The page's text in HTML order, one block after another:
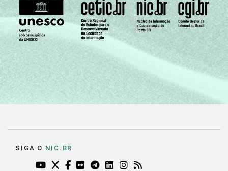
2º ano do
Ensino
Médio
59
¹ Base: 1987 professores. Respostas
estimuladas. Dados coletados entre
setembro e dezembro de 2013.
Fonte: NIC.br - set 2013 / dez 2013
SIGA O NIC.BR
YOUTUBE DO NIC.BR (ABRE EM NOVA ABA)
TWITTER DO NIC.BR (ABRE EM NOVA ABA)
FACEBOOK DO NIC.BR (ABRE EM NOVA
FLICKR DO NIC.BR (ABRE EM NOVA
TELEGRAM DO NIC.BR (ABRE EM
LINKEDIN DO NIC.BR (ABRE
INSTAGRAM DO NIC.BR
RSS DO NIC.BR (ABRE